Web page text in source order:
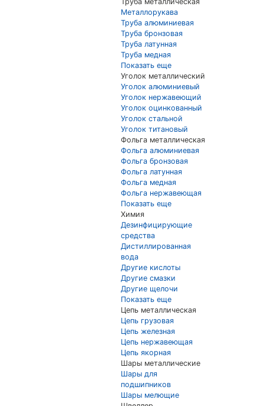
Металлорукава
Труба алюминиевая
Труба бронзовая
Труба латунная
Труба медная
Показать еще
Уголок металлический
Уголок алюминиевый
Уголок нержавеющий
Уголок оцинкованный
Уголок стальной
Уголок титановый
Фольга металлическая
Фольга алюминиевая
Фольга бронзовая
Фольга латунная
Фольга медная
Фольга нержавеющая
Показать еще
Химия
Дезинфицирующие
средства
Дистиллированная
вода
Другие кислоты
Другие смазки
Другие щелочи
Показать еще
Цепь металлическая
Цепь грузовая
Цепь железная
Цепь нержавеющая
Цепь якорная
Шары металлические
Шары для
подшипников
Шары мелющие